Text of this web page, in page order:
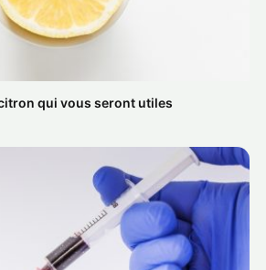
qui vous seront utiles